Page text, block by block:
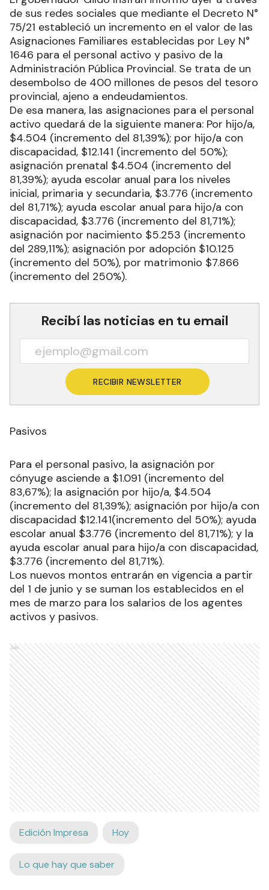
de sus redes sociales que mediante el Decreto N°
75/21 estableció un incremento en el valor de las
Asignaciones Familiares establecidas por Ley N°
1646 para el personal activo y pasivo de la
Administración Pública Provincial. Se trata de un
desembolso de 400 millones de pesos del tesoro
provincial, ajeno a endeudamientos.
De esa manera, las asignaciones para el personal
activo quedará de la siguiente manera: Por hijo/a,
$4.504 (incremento del 81,39%); por hijo/a con
discapacidad, $12.141 (incremento del 50%);
asignación prenatal $4.504 (incremento del
81,39%); ayuda escolar anual para los niveles
inicial, primaria y secundaria, $3.776 (incremento
del 81,71%); ayuda escolar anual para hijo/a con
discapacidad, $3.776 (incremento del 81,71%);
asignación por nacimiento $5.253 (incremento
del 289,11%); asignación por adopción $10.125
(incremento del 50%), por matrimonio $7.866
(incremento del 250%).
Recibí las noticias en tu email
RECIBIR NEWSLETTER
Pasivos
Para el personal pasivo, la asignación por
cónyuge asciende a $1.091 (incremento del
83,67%); la asignación por hijo/a, $4.504
(incremento del 81,39%); asignación por hijo/a con
discapacidad $12.141(incremento del 50%); ayuda
escolar anual $3.776 (incremento del 81,71%); y la
ayuda escolar anual para hijo/a con discapacidad,
$3.776 (incremento del 81,71%).
Los nuevos montos entrarán en vigencia a partir
del 1 de junio y se suman los establecidos en el
mes de marzo para los salarios de los agentes
activos y pasivos.
Ads
Edición Impresa Hoy
Lo que hay que saber